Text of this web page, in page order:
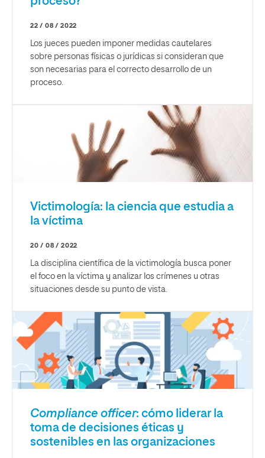
22 / 08 / 2022
Los jueces pueden imponer medidas cautelares
sobre personas físicas o jurídicas si consideran que
son necesarias para el correcto desarrollo de un
proceso.
Victimología: la ciencia que estudia a
la víctima
20 / 08 / 2022
La disciplina científica de la victimología busca poner
el foco en la víctima y analizar los crímenes u otras
situaciones desde su punto de vista.
Compliance officer: cómo liderar la
toma de decisiones éticas y
sostenibles en las organizaciones